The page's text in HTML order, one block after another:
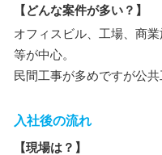
【どんな案件が多い？】
オフィスビル、工場、商
等が中心。
民間工事が多めですが公
入社後の流れ
【現場は？】